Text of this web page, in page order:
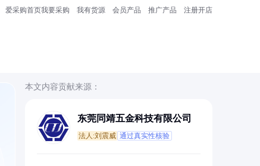
爱采购首页我要采购 我有货源 会员产品 推广产品 注册开店
本文内容贡献来源：
东莞同靖五金科技有限公司
法人:刘震威 通过真实性核验